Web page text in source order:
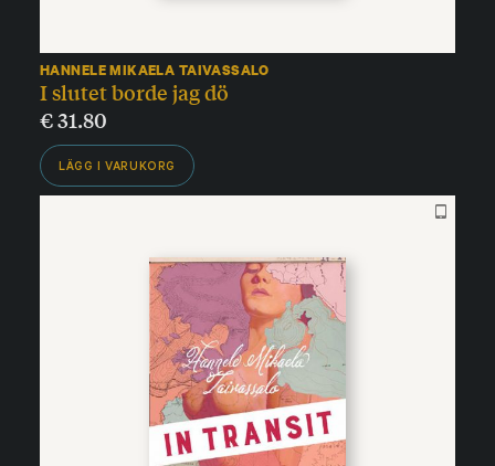
HANNELE MIKAELA TAIVASSALO
I slutet borde jag dö
€31.80
LÄGG I VARUKORG